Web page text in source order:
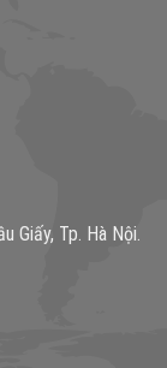
Giấy, Tp. Hà Nội.